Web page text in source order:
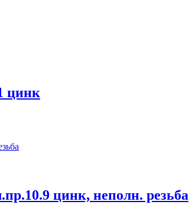
цинк
цинк, неполн. резьба